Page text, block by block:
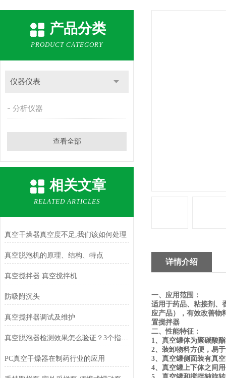
产品分类
PRODUCT CATEGORY
仪器仪表
分析仪器
查看全部
相关文章
RELATED ARTICLES
真空干燥器真空度不足,我们该如何处理
真空脱泡机的原理、结构、特点
真空搅拌器 真空搅拌机
防吸附沉头
真空搅拌器调试及维护
真空脱泡器检测效果怎么验证？3个指标告诉你脱泡是否达标
PC真空干燥器在制药行业的应用
详情介绍
一、应用范围：
适用于药品、粘接剂、
应产品），有效改善物
置搅拌器
二、性能特征：
1、真空罐体为聚碳酸
2、装卸物料方便，易
3、真空罐侧面装有真
4、真空罐上下体之间